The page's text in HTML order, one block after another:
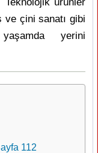
ve çini sanatı gibi
yerini
112